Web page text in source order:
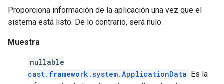
Proporciona información de la aplicación una vez que el
sistema está listo. De lo contrario, será nulo.
Muestra
nullable
cast.framework.system.ApplicationData Es la